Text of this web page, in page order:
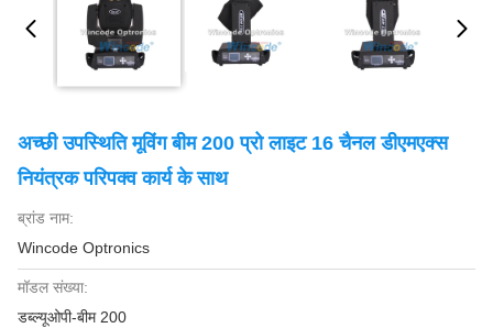
अच्छी उपस्थिति मूविंग बीम 200 प्रो लाइट 16 चैनल डीएमएक्स
नियंत्रक परिपक्व कार्य के साथ
ब्रांड नाम:
Wincode Optronics
मॉडल संख्या:
डब्ल्यूओपी-बीम 200